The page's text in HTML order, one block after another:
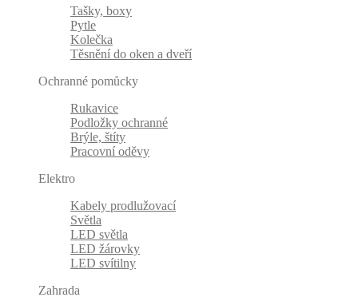
Tašky, boxy
Pytle
Kolečka
Těsnění do oken a dveří
Ochranné pomůcky
Rukavice
Podložky ochranné
Brýle, štíty
Pracovní oděvy
Elektro
Kabely prodlužovací
Světla
LED světla
LED žárovky
LED svítilny
Zahrada